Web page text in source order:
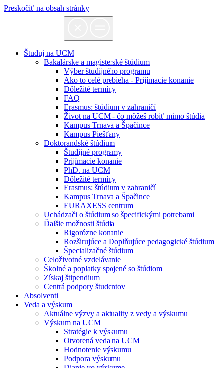
Preskočiť na obsah stránky
Študuj na UCM
Bakalárske a magisterské štúdium
Výber študijného programu
Ako to celé prebieha - Prijímacie konanie
Dôležité termíny
FAQ
Erasmus: štúdium v zahraničí
Život na UCM - čo môžeš robiť mimo štúdia
Kampus Trnava a Špačince
Kampus Piešťany
Doktorandské štúdium
Študijné programy
Prijímacie konanie
PhD. na UCM
Dôležité termíny
Erasmus: štúdium v zahraničí
Kampus Trnava a Špačince
EURAXESS centrum
Uchádzači o štúdium so špecifickými potrebami
Ďalšie možnosti štúdia
Rigorózne konanie
Rozširujúce a Doplňujúce pedagogické štúdium
Špecializačné štúdium
Celoživotné vzdelávanie
Školné a poplatky spojené so štúdiom
Získaj štipendium
Centrá podpory študentov
Absolventi
Veda a výskum
Aktuálne výzvy a aktuality z vedy a výskumu
Výskum na UCM
Stratégie k výskumu
Otvorená veda na UCM
Hodnotenie výskumu
Podpora výskumu